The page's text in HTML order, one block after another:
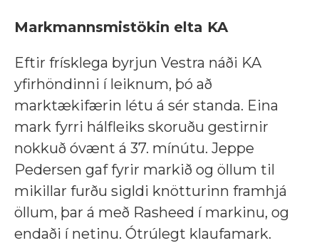
Markmannsmistökin elta KA
Eftir frísklega byrjun Vestra náði KA
yfirhöndinni í leiknum, þó að
marktækifærin létu á sér standa. Eina
mark fyrri hálfleiks skoruðu gestirnir
nokkuð óvænt á 37. mínútu. Jeppe
Pedersen gaf fyrir markið og öllum til
mikillar furðu sigldi knötturinn framhjá
öllum, þar á með Rasheed í markinu, og
endaði í netinu. Ótrúlegt klaufamark.